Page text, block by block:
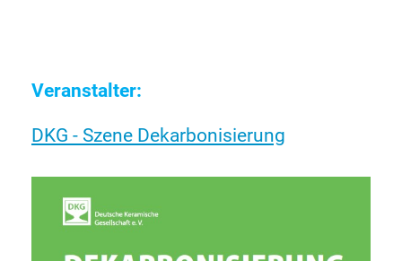
Veranstalter:
DKG - Szene Dekarbonisierung